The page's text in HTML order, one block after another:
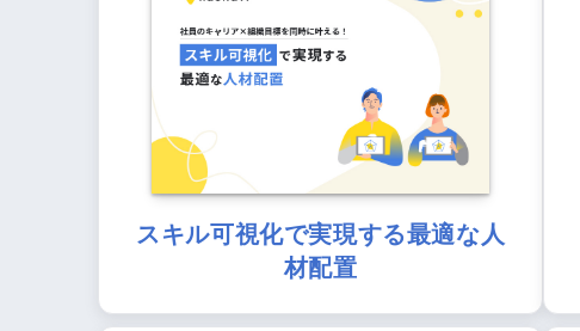
スキル可視化で実現する最適な人
材配置